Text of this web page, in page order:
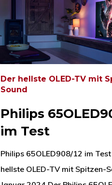
Der hellste OLED-TV mit
Sound
Philips
im Test
Philips 65OLED908/12 im
hellste OLED-TV mit Spitzen-